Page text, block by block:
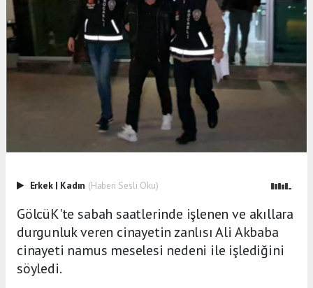
Erkek | Kadın (Haberi Sesli Oku)
GölcüK'te sabah saatlerinde işlenen ve akıllara
durgunluk veren cinayetin zanlısı Ali Akbaba
cinayeti namus meselesi nedeni ile işlediğini
söyledi.